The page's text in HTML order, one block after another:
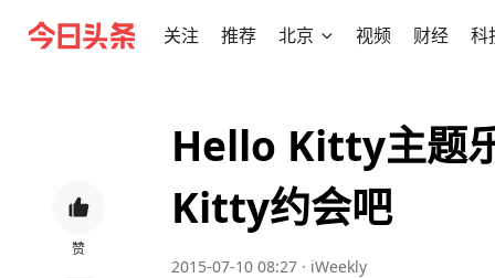
关注 推荐 北京 视频 财经 科
赞
Hello Kitty主题
Kitty约会吧
2015-07-10 08:27 · iWeekly